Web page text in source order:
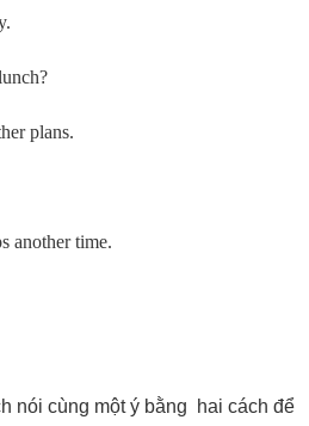
plans.
another time.
nói cùng một ý bằng hai cách để